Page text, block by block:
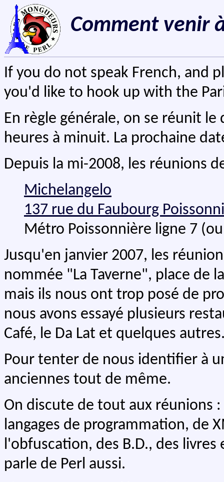
Comment venir
If you do not speak French, and
you'd like to hook up with the
En règle générale, on se réunit
heures à minuit. La prochaine
Depuis la mi-2008, les réunions
Michelangelo
137 rue du Faubourg
Métro Poissonnière ligne 7
Jusqu'en janvier 2007, les
nommée "La Taverne", place de
mais ils nous ont trop posé de
nous avons essayé plusieurs
Café, le Da Lat et quelques
Pour tenter de nous identifier à
anciennes tout de même.
On discute de tout aux réunions
langages de programmation, de
l'obfuscation, des B.D., des
parle de Perl aussi.